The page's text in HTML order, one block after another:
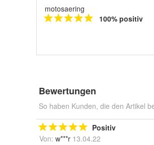
motosaering
100% positiv
Bewertungen
So haben Kunden, die den Artikel
Positiv
Von: w***r 13.04.22